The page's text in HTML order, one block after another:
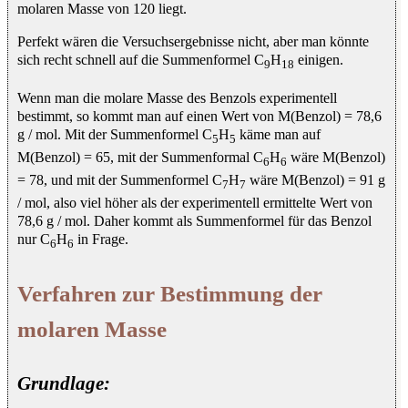
molaren Masse von 120 liegt.
Perfekt wären die Versuchsergebnisse nicht, aber man könnte
sich recht schnell auf die Summenformel C9H18 einigen.
Wenn man die molare Masse des Benzols experimentell
bestimmt, so kommt man auf einen Wert von M(Benzol) = 78,6
g / mol. Mit der Summenformel C5H5 käme man auf
M(Benzol) = 65, mit der Summenformal C6H6 wäre M(Benzol)
= 78, und mit der Summenformel C7H7 wäre M(Benzol) = 91 g
/ mol, also viel höher als der experimentell ermittelte Wert von
78,6 g / mol. Daher kommt als Summenformel für das Benzol
nur C6H6 in Frage.
Verfahren zur Bestimmung der
molaren Masse
Grundlage: